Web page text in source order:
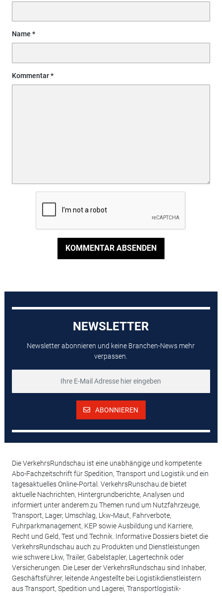
Name
Kommentar
KOMMENTAR ABSENDEN
NEWSLETTER
Newsletter abonnieren und keine Branchen-News mehr
verpassen.
ABONNIEREN
Die VerkehrsRundschau ist eine unabhängige und kompetente
Abo-Fachzeitschrift für Spedition, Transport und Logistik und ein
tagesaktuelles Online-Portal. VerkehrsRunschau.de bietet
aktuelle Nachrichten, Hintergrundberichte, Analysen und
informiert unter anderem zu Themen rund um Nutzfahrzeuge,
Transport, Lager, Umschlag, Lkw-Maut, Fahrverbote,
Fuhrparkmanagement, KEP sowie Ausbildung und Karriere,
Recht und Geld, Test und Technik. Informative Dossiers bietet die
VerkehrsRundschau auch zu Produkten und Dienstleistungen
wie schwere Lkw, Trailer, Gabelstapler, Lagertechnik oder
Versicherungen. Die Leser der VerkehrsRundschau sind Inhaber,
Geschäftsführer, leitende Angestellte bei Logistikdienstleistern
aus Transport, Spedition und Lagerei, Transportlogistik-